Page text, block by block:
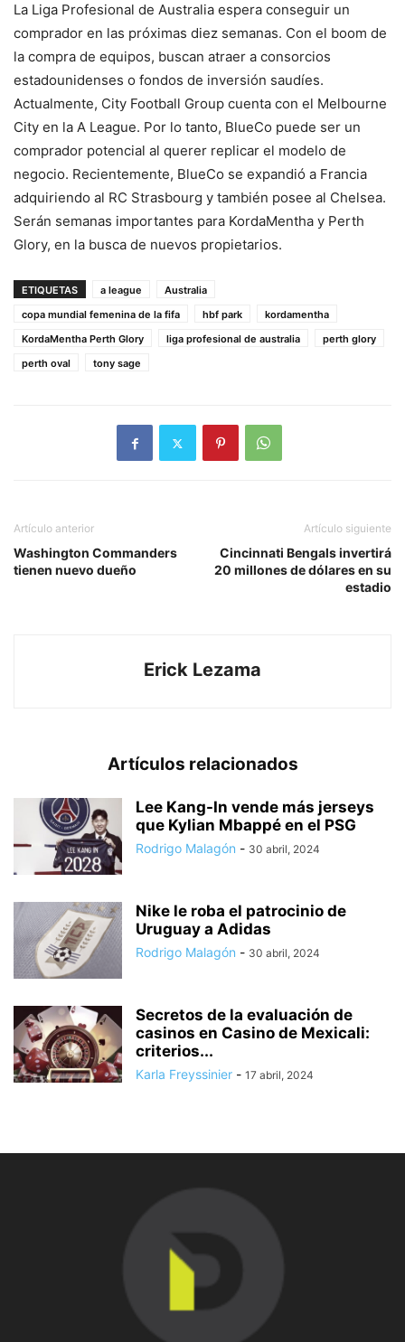
La Liga Profesional de Australia espera conseguir un
comprador en las próximas diez semanas. Con el boom de
la compra de equipos, buscan atraer a consorcios
estadounidenses o fondos de inversión saudíes.
Actualmente, City Football Group cuenta con el Melbourne
City en la A League. Por lo tanto, BlueCo puede ser un
comprador potencial al querer replicar el modelo de
negocio. Recientemente, BlueCo se expandió a Francia
adquiriendo al RC Strasbourg y también posee al Chelsea.
Serán semanas importantes para KordaMentha y Perth
Glory, en la busca de nuevos propietarios.
ETIQUETAS a league
Australia
copa mundial femenina de la fifa
hbf park
kordamentha
KordaMentha Perth Glory
liga profesional de australia
perth glory
perth oval
tony sage
Artículo anterior
Washington Commanders
tienen nuevo dueño
Artículo siguiente
Cincinnati Bengals invertirá
20 millones de dólares en su
estadio
Erick Lezama
Artículos relacionados
Lee Kang-In vende más jerseys
que Kylian Mbappé en el PSG
Rodrigo Malagón - 30 abril, 2024
Nike le roba el patrocinio de
Uruguay a Adidas
Rodrigo Malagón - 30 abril, 2024
Secretos de la evaluación de
casinos en Casino de Mexicali:
сriterios...
Karla Freyssinier - 17 abril, 2024